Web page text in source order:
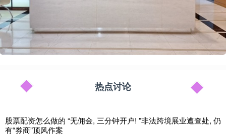
热点讨论
股票配资怎么做的 “无佣金, 三分钟开户! ”非法跨境展业遭查处, 仍
有“券商”顶风作案